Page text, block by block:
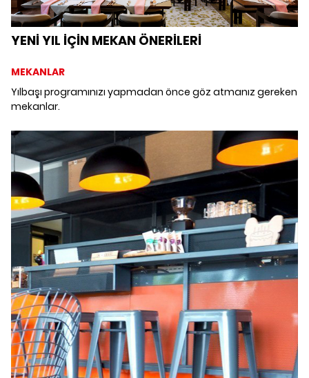
YENİ YIL İÇİN MEKAN ÖNERİLERİ
MEKANLAR
Yılbaşı programınızı yapmadan önce göz atmanız gereken
mekanlar.